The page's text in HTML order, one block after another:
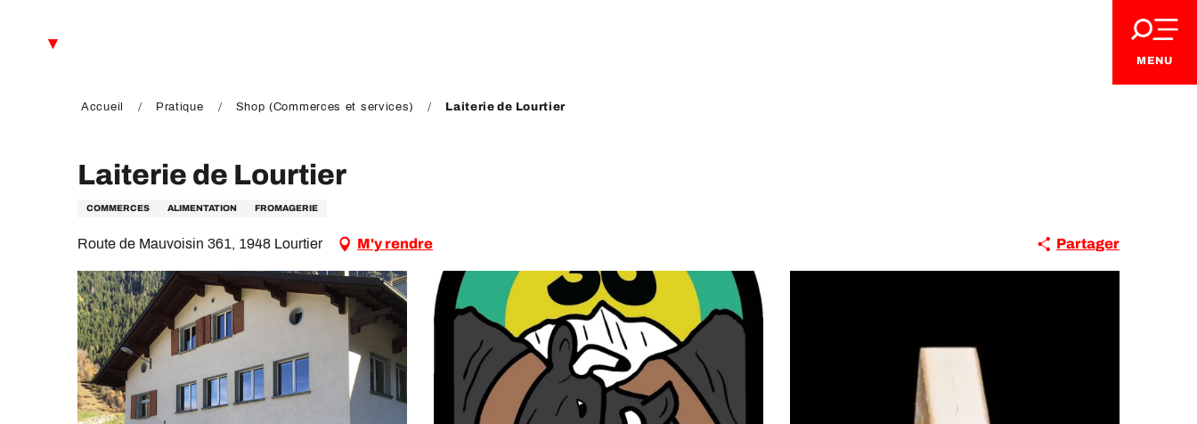
MENU
Accueil Pratique Shop (Commerces et services) Laiterie de Lourtier
Laiterie de Lourtier
COMMERCES ALIMENTATION FROMAGERIE
Route de Mauvoisin 361, 1948 Lourtier M'y rendre Partager